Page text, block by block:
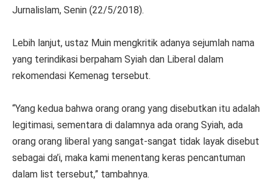
Jurnalislam, Senin (22/5/2018).
Lebih lanjut, ustaz Muin mengkritik adanya sejumlah nama
yang terindikasi berpaham Syiah dan Liberal dalam
rekomendasi Kemenag tersebut.
“Yang kedua bahwa orang orang yang disebutkan itu adalah
legitimasi, sementara di dalamnya ada orang Syiah, ada
orang orang liberal yang sangat-sangat tidak layak disebut
sebagai da’i, maka kami menentang keras pencantuman
dalam list tersebut,” tambahnya.